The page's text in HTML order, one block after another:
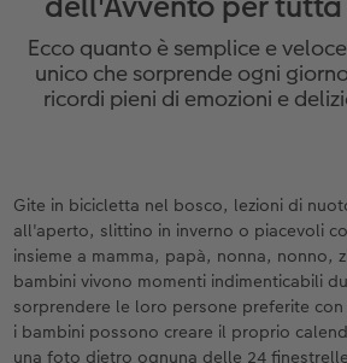
Custodia
Tasca interna
Primi passi
Come ordinare
Esempi di clienti
Stampe su carta
Poster premium
Foto istantanee
Fototessere
Accessori
Poster con mappa
Collage fotografico
Poster in alluminio
Foto su legno
Poster Gallery
Altre occasioni
Biglietti pieghevoli
Cartoline singole
Decorazioni
Giochi
Faber-Castell
Stampe artistiche
Foto-box regalo
Calendari da parete
Calendario da
Calendario da
Accessori
Cartoline
Set di foto istantanee
Fototessere
Trova la filiale
per il compleanno
Regali per la festa
per gli sposi
per l’addio al nubilato
Matrimonio
Annuario
App
Ecco quanto è semplice e
unico che sorprende ogni
ricordi pieni di emozioni e
Gite in bicicletta nel bosco, lezioni di
all'aperto, slittino in inverno o piacevoli
insieme a mamma, papà, nonna, nonno,
bambini vivono momenti indimenticabili
sorprendere le loro persone preferite
i bambini possono creare il proprio
una foto dietro ognuna delle 24